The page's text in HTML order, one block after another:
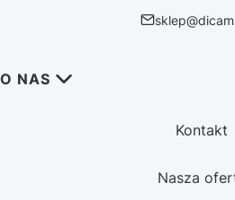
Linki w stopce
O NAS
Kontakt
Nasza